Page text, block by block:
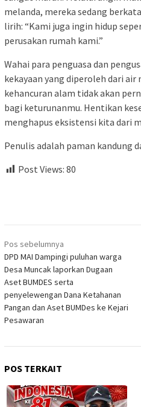
melanda, mereka sedang
lirih: “Kami juga ingin hidup
perusakan rumah kami.”
Wahai para penguasa dan
kekayaan yang diperoleh dari
kehancuran alam tidak akan
bagi keturunanmu. Hentikan
menghapus eksistensi kita dari
Penulis adalah paman kandung
Post Views: 80
Navigasi
pos
Pos sebelumnya
DPD MAI Dampingi puluhan warga
Desa Muncak laporkan Dugaan
Aset BUMDES serta
penyelewengan Dana Ketahanan
Pangan dan Aset BUMDes ke Kejari
Pesawaran
POS TERKAIT